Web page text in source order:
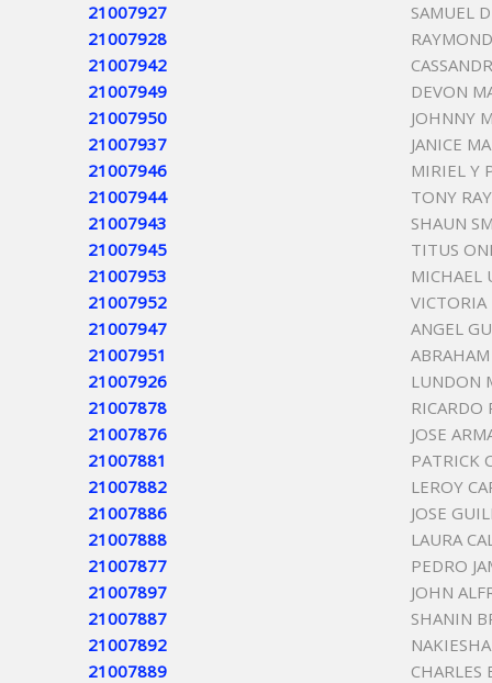
21007927
SAMUEL
21007928
21007942
21007949
DEVON
21007950
JOHNNY
21007937
JANICE
21007946
MIRIEL Y
21007944
TONY
21007943
SHAUN
21007945
TITUS
21007953
MICHAEL
21007952
VICTORIA
21007947
ANGEL
21007951
21007926
LUNDON
21007878
RICARDO
21007876
JOSE
21007881
PATRICK
21007882
LEROY
21007886
JOSE
21007888
LAURA
21007877
PEDRO
21007897
JOHN
21007887
SHANIN
21007892
21007889
CHARLES